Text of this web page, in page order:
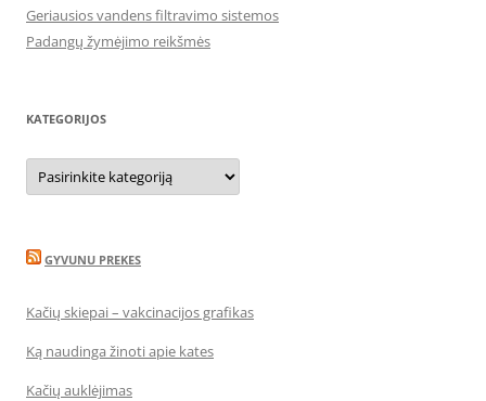
Geriausios vandens filtravimo sistemos
Padangų žymėjimo reikšmės
KATEGORIJOS
Kategorijos
GYVUNU PREKES
Kačių skiepai – vakcinacijos grafikas
Ką naudinga žinoti apie kates
Kačių auklėjimas